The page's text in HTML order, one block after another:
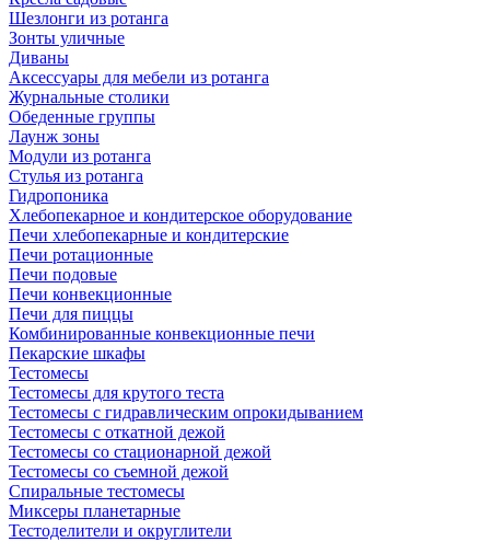
Шезлонги из ротанга
Зонты уличные
Диваны
Аксессуары для мебели из ротанга
Журнальные столики
Обеденные группы
Лаунж зоны
Модули из ротанга
Стулья из ротанга
Гидропоника
Хлебопекарное и кондитерское оборудование
Печи хлебопекарные и кондитерские
Печи ротационные
Печи подовые
Печи конвекционные
Печи для пиццы
Комбинированные конвекционные печи
Пекарские шкафы
Тестомесы
Тестомесы для крутого теста
Тестомесы с гидравлическим опрокидыванием
Тестомесы с откатной дежой
Тестомесы со стационарной дежой
Тестомесы со съемной дежой
Спиральные тестомесы
Миксеры планетарные
Тестоделители и округлители